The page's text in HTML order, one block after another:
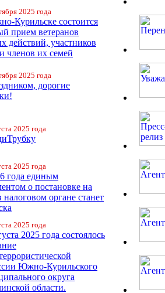
2025 года
Курильске состоится
прием ветеранов
действий, участников
членов их семей
2025 года
дорогие
2025 года
2025 года
года единым
о постановке на
налоговом органе станет
2025 года
2025 года состоялось
Южно-Курильского
округа
области.